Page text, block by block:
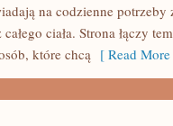
na codzienne potrzeby
całego ciała. Strona łączy
które chcą [ Read